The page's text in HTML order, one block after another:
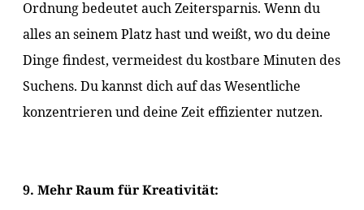
Ordnung bedeutet auch Zeitersparnis. Wenn du
alles an seinem Platz hast und weißt, wo du deine
Dinge findest, vermeidest du kostbare Minuten des
Suchens. Du kannst dich auf das Wesentliche
konzentrieren und deine Zeit effizienter nutzen.
9. Mehr Raum für Kreativität: